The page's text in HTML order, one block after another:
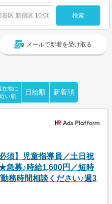
メールで新着を受け取る
在地に
近い順
日給順 新着順
必須】児童指導員／土日祝
急募♪時給1,600円／短時
務時間相談ください♪週3